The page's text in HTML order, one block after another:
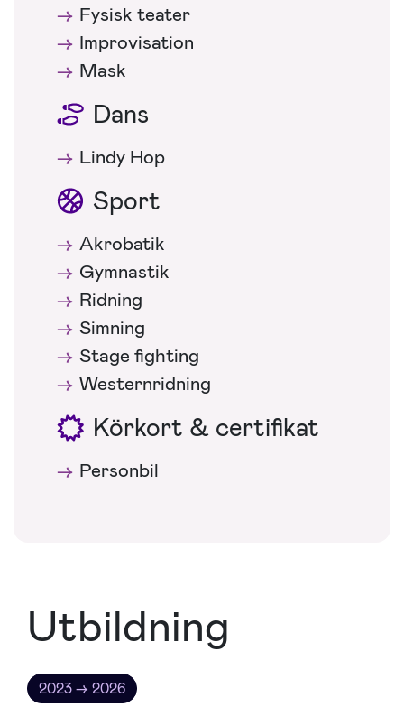
Fysisk teater
Improvisation
Mask
Dans
Lindy Hop
Sport
Akrobatik
Gymnastik
Ridning
Simning
Stage fighting
Westernridning
Körkort & certifikat
Personbil
Utbildning
2023 → 2026